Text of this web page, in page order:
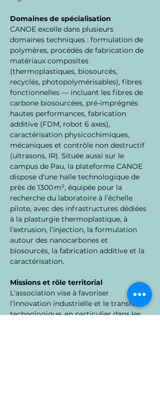
Domaines de spécialisation
CANOE excelle dans plusieurs
domaines techniques : formulation de
polymères, procédés de fabrication de
matériaux composites
(thermoplastiques, biosourcés,
recyclés, photopolymérisables), fibres
fonctionnelles — incluant les fibres de
carbone biosourcées, pré-imprégnés
hautes performances, fabrication
additive (FDM, robot 6 axes),
caractérisation physicochimiques,
mécaniques et contrôle non destructif
(ultrasons, IR). Située aussi sur le
campus de Pau, la plateforme CANOE
dispose d’une halle technologique de
près de 1300 m², équipée pour la
recherche du laboratoire à l’échelle
pilote, avec des infrastructures dédiées
à la plasturgie thermoplastique, à
l’extrusion, l’injection, la formulation
autour des nanocarbones et
biosourcés, la fabrication additive et la
caractérisation.
Missions et rôle territorial
L'association vise à favoriser
l’innovation industrielle et le transfert
technologique, en particulier dans les